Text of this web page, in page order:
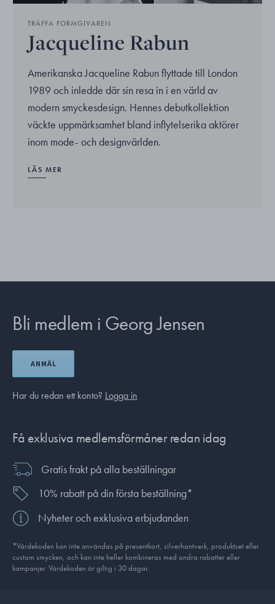
TRÄFFA FORMGIVAREN
Jacqueline Rabun
Amerikanska Jacqueline Rabun flyttade till London
1989 och inledde där sin resa in i en värld av
modern smyckesdesign. Hennes debutkollektion
väckte uppmärksamhet bland inflytelserika aktörer
inom mode- och designvärlden.
LÄS MER
Bli medlem i Georg Jensen
ANMÄL
Har du redan ett konto? Logga in
Få exklusiva medlemsförmåner redan idag
Gratis frakt på alla beställningar
10% rabatt på din första beställning*
Nyheter och exklusiva erbjudanden
*Värdekoden kan inte användas på presentkort, silverhantverk, produkt­set eller
custom smycken, och kan inte heller kombineras med andra rabatter eller
kampanjer. Värdekoden är giltig i 30 dagar.